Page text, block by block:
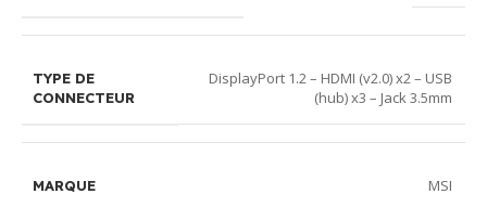
TYPE DE
CONNECTEUR
DisplayPort 1.2 – HDMI (v2.0) x2 – USB
(hub) x3 – Jack 3.5mm
MARQUE MSI